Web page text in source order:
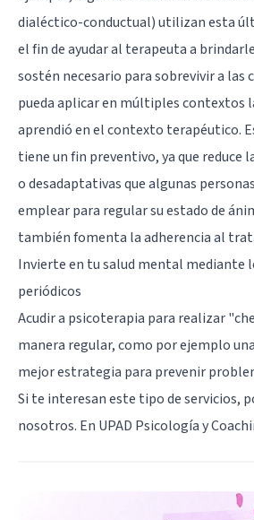
dialéctico-conductual) utilizan esta
el fin de ayudar al terapeuta a
sostén necesario para sobrevivir a las
pueda aplicar en múltiples contextos
aprendió en el contexto terapéutico.
tiene un fin preventivo, ya que reduce
o desadaptativas que algunas
emplear para regular su estado de
también fomenta la adherencia al
Invierte en tu salud mental mediante
periódicos
Acudir a psicoterapia para realizar
manera regular, como por ejemplo
mejor estrategia para prevenir
Si te interesan este tipo de servicios,
nosotros. En UPAD Psicología y